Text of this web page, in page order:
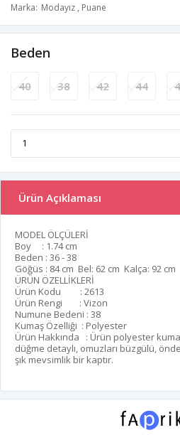
Marka Modayız , Puane
Beden
40 38 42 44
Ürün Açıklaması
MODEL ÖLÇÜLERİ
Boy : 1.74 cm
Beden : 36 - 38
Göğüs : 84 cm Bel: 62 cm Kalça: 92 cm
ÜRÜN ÖZELLİKLERİ
Ürün Kodu : 2613
Ürün Rengi : Vizon
Numune Bedeni : 38
Kumaş Özelliği : Polyester
Ürün Hakkında : Ürün polyester
düğme detaylı, omuzları büzgülü,
şık mevsimlik bir kaptır.